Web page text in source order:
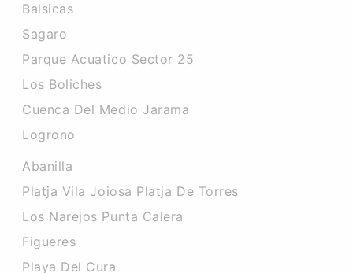
Balsicas
Sagaro
Parque Acuatico Sector 25
Los Boliches
Cuenca Del Medio Jarama
Logrono
Abanilla
Platja Vila Joiosa Platja De Torres
Los Narejos Punta Calera
Figueres
Playa Del Cura